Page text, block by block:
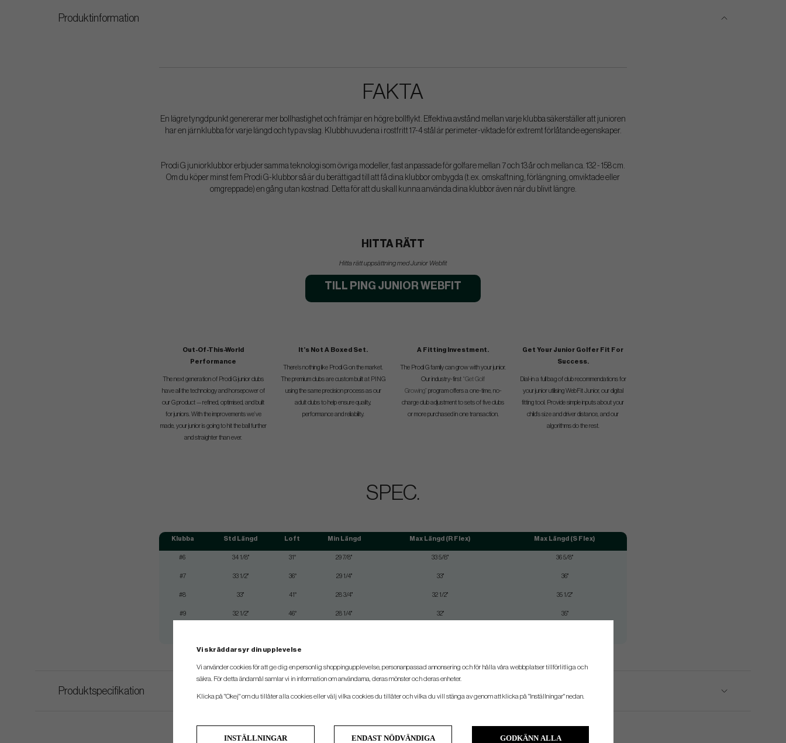
Produktinformation
FAKTA
En lägre tyngdpunkt genererar mer bollhastighet och främjar en högre bollflykt. Effektiva avstånd mellan varje klubba säkerställer att junioren
har en järnklubba för varje längd och typ av slag. Klubbhuvudena i rostfritt 17-4 stål är perimeter-viktade för extremt förlåtande egenskaper.
Prodi G juniorklubbor erbjuder samma teknologi som övriga modeller, fast anpassade för golfare mellan 7 och 13 år och mellan ca. 132 - 158 cm.
Om du köper minst fem Prodi G-klubbor så är du berättigad till att få dina klubbor ombygda (t.ex. omskaftning, förlängning, omviktade eller
omgreppade) en gång utan kostnad. Detta för att du skall kunna använda dina klubbor även när du blivit längre.
HITTA RÄTT
Hitta rätt uppsättning med Junior Webfit
TILL PING JUNIOR WEBFIT
Out-Of-This-World
Performance
The next generation of Prodi G junior clubs
have all the technology and horsepower of
our G product — refined, optimised, and built
for juniors. With the improvements we’ve
made, your junior is going to hit the ball further
and straighter than ever.
It’s Not A Boxed Set.
There’s nothing like Prodi G on the market.
The premium clubs are custom built at PING
using the same precision process as our
adult clubs to help ensure quality,
performance and reliability.
A Fitting Investment.
The Prodi G family can grow with your junior.
Our industry-first “Get Golf
Growing”program offers a one-time, no-
charge club adjustment to sets of five clubs
or more purchased in one transaction.
Get Your Junior Golfer Fit For
Success.
Dial-in a full bag of club recommendations for
your junior utilising WebFit Junior, our digital
fitting tool. Provide simple inputs about your
child’s size and driver distance, and our
algorithms do the rest.
SPEC.
Klubba Std Längd Loft Min Längd Max Längd (R Flex) Max Längd (S Flex)
#6 34 1/8" 31° 29 7/8" 33 5/8" 36 5/8"
#7 33 1/2" 36° 29 1/4" 33" 36"
#8 33" 41° 28 3/4" 32 1/2" 35 1/2"
#9 32 1/2" 46° 28 1/4" 32" 35"
Produktspecifikation
Vi skräddarsyr din upplevelse
Vi använder cookies för att ge dig en personlig shoppingupplevelse, personanpassad annonsering och för hålla våra webbplatser tillförlitliga och
säkra. För detta ändamål samlar vi in information om användarna, deras mönster och deras enheter.
Klicka på "Okej" om du tillåter alla cookies eller välj vilka cookies du tillåter och vilka du vill stänga av genom att klicka på "Inställningar" nedan.
INSTÄLLNINGAR ENDAST NÖDVÄNDIGA GODKÄNN ALLA